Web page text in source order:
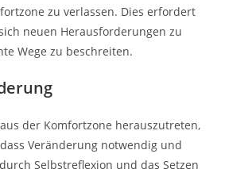
zu verlassen. Dies erfordert
neuen Herausforderungen zu
Wege zu beschreiten.
der Komfortzone herauszutreten,
Veränderung notwendig und
Selbstreflexion und das Setzen